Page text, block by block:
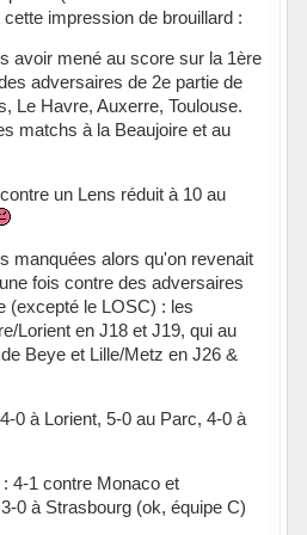
impression de brouillard :
avoir mené au score sur la 1ère
adversaires de 2e partie de
Le Havre, Auxerre, Toulouse.
matchs à la Beaujoire et au
un Lens réduit à 10 au
manquées alors qu'on revenait
fois contre des adversaires
(excepté le LOSC) : les
Lorient en J18 et J19, qui au
Beye et Lille/Metz en J26 &
0 à Lorient, 5-0 au Parc, 4-0 à
4-1 contre Monaco et
0 à Strasbourg (ok, équipe C)